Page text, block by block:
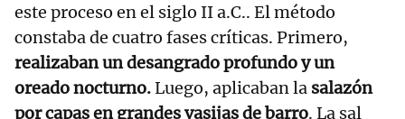
este proceso en el siglo II a.C.. El método
constaba de cuatro fases críticas. Primero,
realizaban un desangrado profundo y un
oreado nocturno.Luego, aplicaban la salazón
por capas en grandes vasijas de barro. La sal